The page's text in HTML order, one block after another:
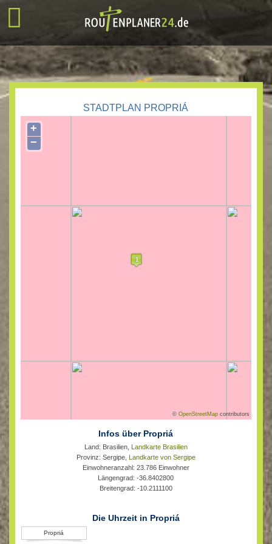
STADTPLAN PROPRIÁ
+
−
©OpenStreetMap contributors
Infos über Propriá
Land: Brasilien, Landkarte Brasilien
Provinz: Sergipe, Landkarte von Sergipe
Einwohneranzahl: 23.786 Einwohner
Längengrad: -36.8402800
Breitengrad: -10.2111100
Die Uhrzeit in Propriá
Propriá